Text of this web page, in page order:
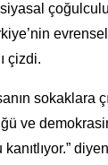
çizdi.
sokaklara
ve